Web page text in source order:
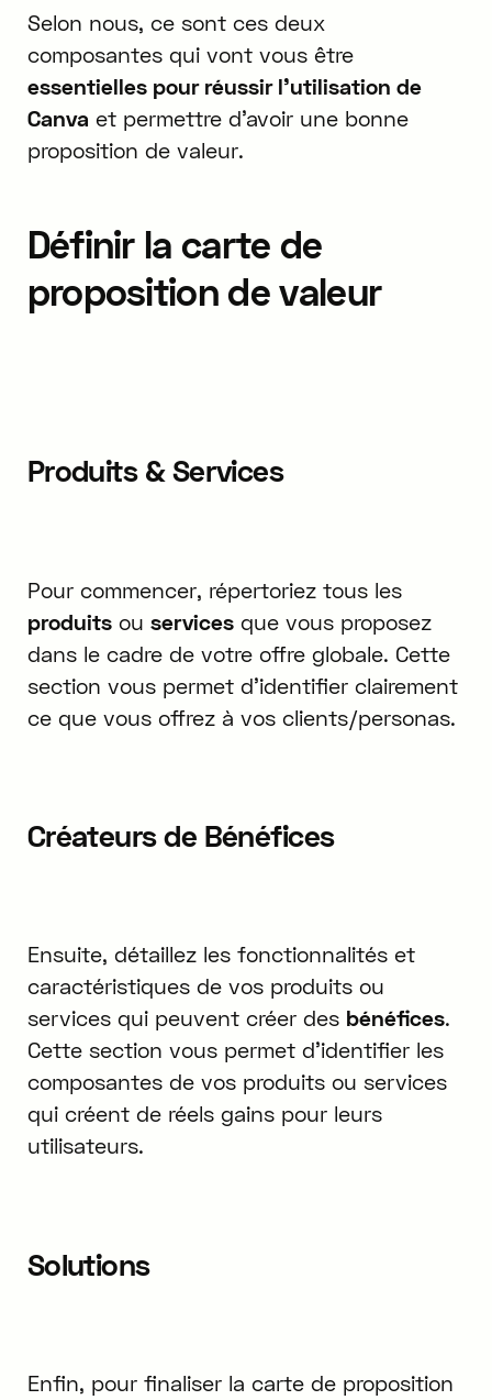
Selon nous, ce sont ces deux
composantes qui vont vous être
essentielles pour réussir l'utilisation de
Canva et permettre d'avoir une bonne
proposition de valeur.
Définir la carte de
proposition de valeur
Produits & Services
Pour commencer, répertoriez tous les
produitsou servicesque vous proposez
dans le cadre de votre offre globale. Cette
section vous permet d'identifier clairement
ce que vous offrez à vos clients/personas.
Créateurs de Bénéfices
Ensuite, détaillez les fonctionnalités et
caractéristiques de vos produits ou
services qui peuvent créer des bénéfices.
Cette section vous permet d'identifier les
composantes de vos produits ou services
qui créent de réels gains pour leurs
utilisateurs.
Solutions
Enfin, pour finaliser la carte de proposition